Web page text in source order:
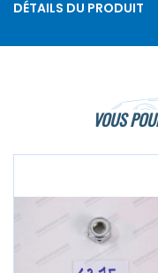
DÉTAILS DU PRODUIT
VOUS